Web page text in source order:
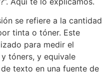
se refiere a la cantidad
tinta o tóner. Este
para medir el
tóners, y equivale
texto en una fuente de